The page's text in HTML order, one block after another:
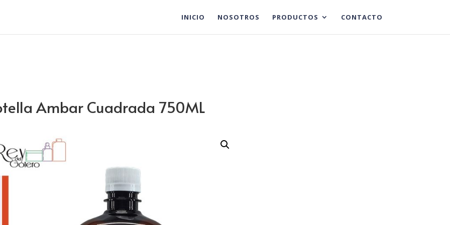
INICIO NOSOTROS PRODUCTOS CONTACTO
Ambar Cuadrada 750ML